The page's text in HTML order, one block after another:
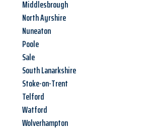
Middlesbrough
North Ayrshire
Nuneaton
Poole
Sale
South Lanarkshire
Stoke-on-Trent
Telford
Watford
Wolverhampton